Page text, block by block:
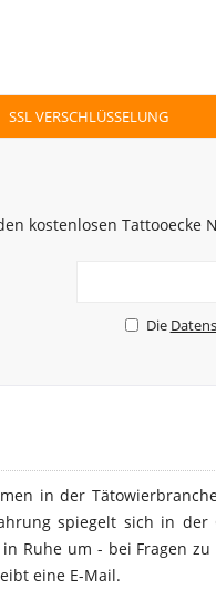
SSL VERSCHLÜSSELUNG
kostenlosen Tattooecke
Die
in der
spiegelt sich in
Ruhe um - bei Fragen zu
eine E-Mail.